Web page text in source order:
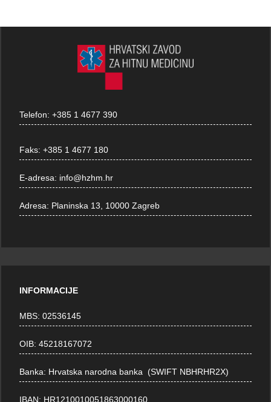
Telefon:+385 1 4677 390
Faks:+385 1 4677 180
E-adresa: info@hzhm.hr
Adresa: Planinska 13, 10000 Zagreb
INFORMACIJE
MBS: 02536145
OIB: 45218167072
Banka: Hrvatska narodna banka (SWIFT NBHRHR2X)
IBAN: HR1210010051863000160